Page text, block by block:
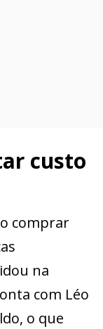
custo
comprar
na
com Léo
o que